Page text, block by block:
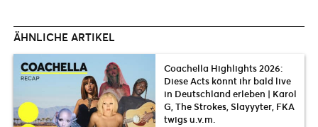
ÄHNLICHE ARTIKEL
Coachella Highlights 2026:
Diese Acts könnt ihr bald live
in Deutschland erleben | Karol
G, The Strokes, Slayyyter, FKA
twigs u.v.m.